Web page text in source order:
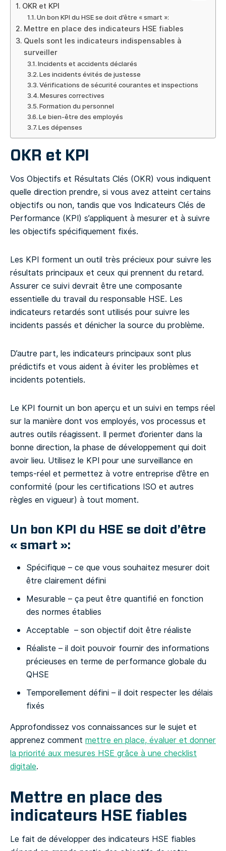
OKR et KPI
Un bon KPI du HSE se doit d’être « smart »:
Mettre en place des indicateurs HSE fiables
Quels sont les indicateurs indispensables à
surveiller
Incidents et accidents déclarés
Les incidents évités de justesse
Vérifications de sécurité courantes et inspections
Mesures correctives
Formation du personnel
Le bien-être des employés
Les dépenses
OKR et KPI
Vos Objectifs et Résultats Clés (OKR) vous indiquent
quelle direction prendre, si vous avez atteint certains
objectifs ou non, tandis que vos Indicateurs Clés de
Performance (KPI) s’appliquent à mesurer et à suivre
les objectifs spécifiquement fixés.
Les KPI forment un outil très précieux pour suivre les
résultats principaux et ceux qui prennent du retard.
Assurer ce suivi devrait être une composante
essentielle du travail du responsable HSE. Les
indicateurs retardés sont utilisés pour suivre les
incidents passés et dénicher la source du problème.
D’autre part, les indicateurs principaux sont plus
prédictifs et vous aident à éviter les problèmes et
incidents potentiels.
Le KPI fournit un bon aperçu et un suivi en temps réel
sur la manière dont vos employés, vos processus et
autres outils réagissent. Il permet d’orienter dans la
bonne direction, la phase de développement qui doit
avoir lieu. Utilisez le KPI pour une surveillance en
temps-réel et permettez à votre entreprise d’être en
conformité (pour les certifications ISO et autres
règles en vigueur) à tout moment.
Un bon KPI du HSE se doit d’être
« smart »:
Spécifique – ce que vous souhaitez mesurer doit
être clairement défini
Mesurable – ça peut être quantifié en fonction
des normes établies
Acceptable – son objectif doit être réaliste
Réaliste – il doit pouvoir fournir des informations
précieuses en terme de performance globale du
QHSE
Temporellement défini – il doit respecter les délais
fixés
Approfondissez vos connaissances sur le sujet et
apprenez comment mettre en place, évaluer et donner
la priorité aux mesures HSE grâce à une checklist
digitale.
Mettre en place des
indicateurs HSE fiables
Le fait de développer des indicateurs HSE fiables